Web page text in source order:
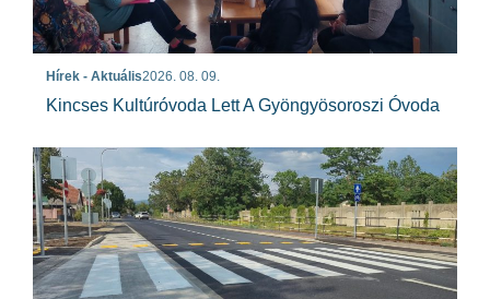
Hírek - Aktuális2026. 08. 09.
Kincses Kultúróvoda Lett A Gyöngyösoroszi Óvoda